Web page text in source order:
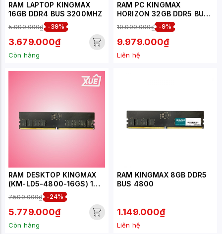
RAM LAPTOP KINGMAX
16GB DDR4 BUS 3200MHZ
5.999.000₫ -39%
3.679.000₫
Còn hàng
RAM PC KINGMAX
HORIZON 32GB DDR5 BUS
10.999.000₫ -9%
9.979.000₫
Liên hệ
RAM DESKTOP KINGMAX
(KM-LD5-4800-16GS) 16G
(1X 16B) DDR5 4800MHZ
7.599.000₫ -24%
5.779.000₫
Còn hàng
RAM KINGMAX 8GB DDR5
BUS 4800
1.149.000₫
Liên hệ